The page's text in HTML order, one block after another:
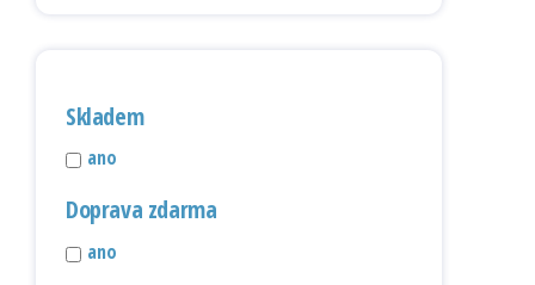
Skladem
ano
Doprava zdarma
ano